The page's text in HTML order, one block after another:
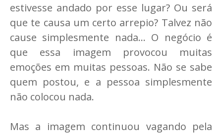
estivesse andado por esse lugar? Ou será
que te causa um certo arrepio? Talvez não
cause simplesmente nada... O negócio é
que essa imagem provocou muitas
emoções em muitas pessoas. Não se sabe
quem postou, e a pessoa simplesmente
não colocou nada.
Mas a imagem continuou vagando pela